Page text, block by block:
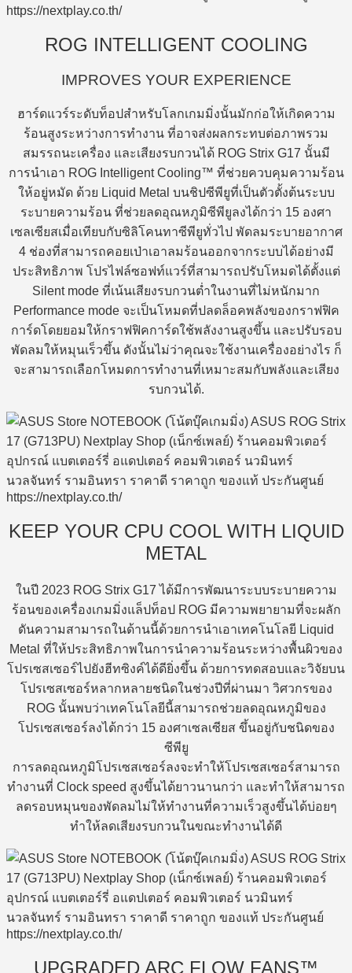
ROG INTELLIGENT COOLING
IMPROVES YOUR EXPERIENCE
ฮาร์ดแวร์ระดับท็อปสำหรับโลกเกมมิ่งนั้นมักก่อให้เกิดความ
ร้อนสูงระหว่างการทำงาน ที่อาจส่งผลกระทบต่อภาพรวม
สมรรถนะเครื่อง และเสียงรบกวนได้ ROG Strix G17 นั้นมี
การนำเอา ROG Intelligent Cooling™ ที่ช่วยควบคุมความร้อน
ให้อยู่หมัด ด้วย Liquid Metal บนชิปซีพียูที่เป็นตัวตั้งต้นระบบ
ระบายความร้อน ที่ช่วยลดอุณหภูมิซีพียูลงได้กว่า 15 องศา
เซลเซียสเมื่อเทียบกับซิลิโคนทาซีพียูทั่วไป พัดลมระบายอากาศ
4 ช่องที่สามารถคอยเป่าเอาลมร้อนออกจากระบบได้อย่างมี
ประสิทธิภาพ โปรไฟล์ซอฟท์แวร์ที่สามารถปรับโหมดได้ตั้งแต่
Silent mode ที่เน้นเสียงรบกวนต่ำในงานที่ไม่หนักมาก
Performance mode จะเป็นโหมดที่ปลดล็อคพลังของกราฟฟิค
การ์ดโดยยอมให้กราฟฟิคการ์ดใช้พลังงานสูงขึ้น และปรับรอบ
พัดลมให้หมุนเร็วขึ้น ดังนั้นไม่ว่าคุณจะใช้งานเครื่องอย่างไร ก็
จะสามารถเลือกโหมดการทำงานที่เหมาะสมกับพลังและเสียง
รบกวนได้.
KEEP YOUR CPU COOL WITH LIQUID
METAL
ในปี 2023 ROG Strix G17 ได้มีการพัฒนาระบบระบายความ
ร้อนของเครื่องเกมมิ่งแล็ปท็อป ROG มีความพยายามที่จะผลัก
ดันความสามารถในด้านนี้ด้วยการนำเอาเทคโนโลยี Liquid
Metal ที่ให้ประสิทธิภาพในการนำความร้อนระหว่างพื้นผิวของ
โปรเซสเซอร์ไปยังฮีทซิงค์ได้ดียิ่งขึ้น ด้วยการทดสอบและวิจัยบน
โปรเซสเซอร์หลากหลายชนิดในช่วงปีที่ผ่านมา วิศวกรของ
ROG นั้นพบว่าเทคโนโลยีนี้สามารถช่วยลดอุณหภูมิของ
โปรเซสเซอร์ลงได้กว่า 15 องศาเซลเซียส ขึ้นอยู่กับชนิดของ
ซีพียู
การลดอุณหภูมิโปรเซสเซอร์ลงจะทำให้โปรเซสเซอร์สามารถ
ทำงานที่ Clock speed สูงขึ้นได้ยาวนานกว่า และทำให้สามารถ
ลดรอบหมุนของพัดลมไม่ให้ทำงานที่ความเร็วสูงขึ้นได้บ่อยๆ
ทำให้ลดเสียงรบกวนในขณะทำงานได้ดี
UPGRADED ARC FLOW FANS™